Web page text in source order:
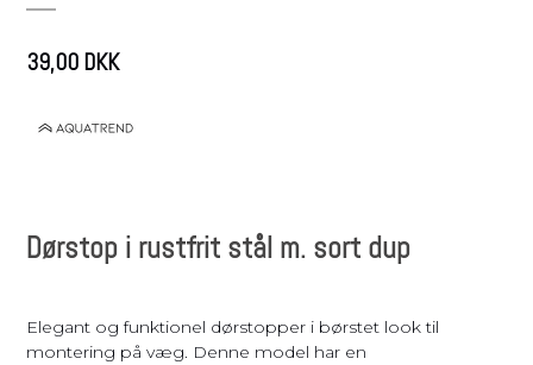
39,00 DKK
Dørstop i rustfrit stål m. sort dup
Elegant og funktionel dørstopper i børstet look til
montering på væg. Denne model har en